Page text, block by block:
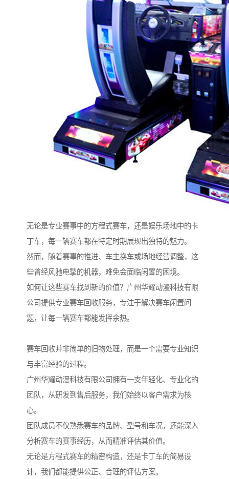
无论是专业赛事中的方程式赛车，还是娱乐场地中的卡
丁车，每一辆赛车都在特定时期展现出独特的魅力。
然而，随着赛事的推进、车主换车或场地经营调整，这
些曾经风驰电掣的机器，难免会面临闲置的困境。
如何让这些赛车找到新的价值？广州华耀动漫科技有限
公司提供专业赛车回收服务，专注于解决赛车闲置问
题，让每一辆赛车都能发挥余热。
赛车回收并非简单的旧物处理，而是一个需要专业知识
与丰富经验的过程。
广州华耀动漫科技有限公司拥有一支年轻化、专业化的
团队，从研发到售后服务，我们始终以客户需求为核
心。
团队成员不仅熟悉赛车的品牌、型号和车况，还能深入
分析赛车的赛事经历，从而精准评估其价值。
无论是方程式赛车的精密构造，还是卡丁车的简易设
计，我们都能提供公正、合理的评估方案。